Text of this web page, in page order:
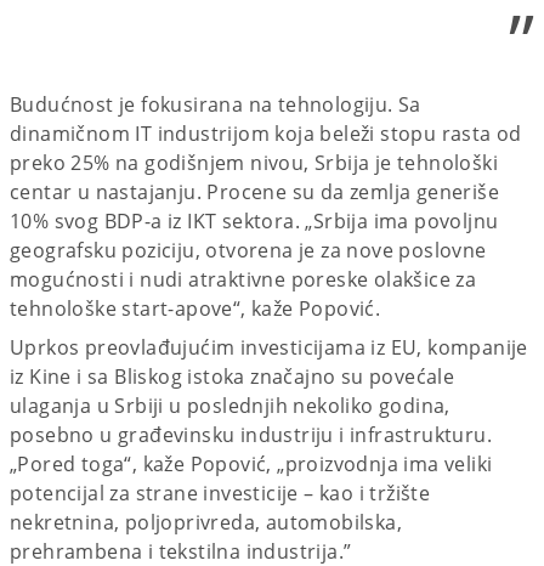
”
Budućnost je fokusirana na tehnologiju. Sa
dinamičnom IT industrijom koja beleži stopu rasta od
preko 25% na godišnjem nivou, Srbija je tehnološki
centar u nastajanju. Procene su da zemlja generiše
10% svog BDP-a iz IKT sektora. „Srbija ima povoljnu
geografsku poziciju, otvorena je za nove poslovne
mogućnosti i nudi atraktivne poreske olakšice za
tehnološke start-apove“, kaže Popović.
Uprkos preovlađujućim investicijama iz EU, kompanije
iz Kine i sa Bliskog istoka značajno su povećale
ulaganja u Srbiji u poslednjih nekoliko godina,
posebno u građevinsku industriju i infrastrukturu.
„Pored toga“, kaže Popović, „proizvodnja ima veliki
potencijal za strane investicije – kao i tržište
nekretnina, poljoprivreda, automobilska,
prehrambena i tekstilna industrija.”